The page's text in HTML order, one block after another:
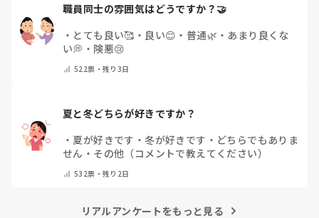
職員同士の雰囲気はどうですか？🤝
・ とても良い🥰 ・ 良い😊 ・ 普通🌿 ・ あまり良くな
い💭 ・ 険悪😢
522票・残り3日
夏と冬どちらが好きですか？
・ 夏が好きです ・冬が好きです ・ どちらでもありま
せん ・ その他（コメントで教えてください）
532票・残り2日
リアルアンケートをもっと見る